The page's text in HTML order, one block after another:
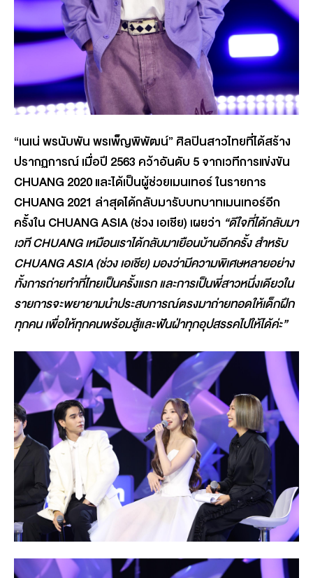
“เนเน่ พรนับพัน พรเพ็ญพิพัฒน์” ศิลปินสาวไทยที่ได้สร้าง
ปรากฏการณ์ เมื่อปี 2563 คว้าอันดับ 5 จากเวทีการแข่งขัน
CHUANG 2020และได้เป็นผู้ช่วยเมนเทอร์ ในรายการ
CHUANG 2021 ล่าสุดได้กลับมารับบทบาทเมนเทอร์อีก
ครั้งใน CHUANG ASIA (ช่วง เอเชีย) เผยว่า “ดีใจที่ได้กลับมา
เวที CHUANG เหมือนเราได้กลับมาเยือนบ้านอีกครั้ง สำหรับ
CHUANG ASIA (ช่วง เอเชีย) มองว่ามีความพิเศษหลายอย่าง
ทั้งการถ่ายทำที่ไทยเป็นครั้งแรก และการเป็นพี่สาวหนึ่งเดียวใน
รายการจะพยายามนำประสบการณ์ตรงมาถ่ายทอดให้เด็กฝึก
ทุกคน เพื่อให้ทุกคนพร้อมสู้และฟันฝ่าทุกอุปสรรคไปให้ได้ค่ะ”